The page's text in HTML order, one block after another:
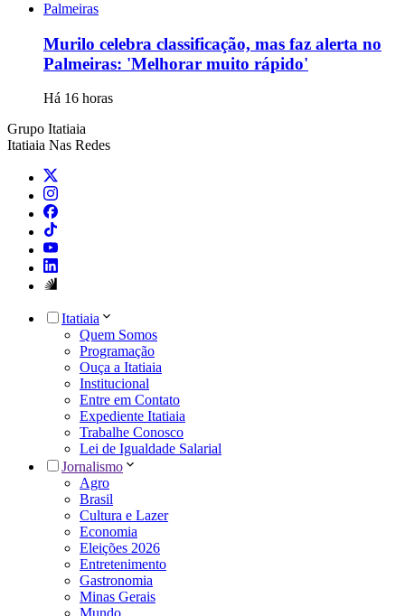
Palmeiras
Murilo celebra classificação, mas faz alerta no
Palmeiras: 'Melhorar muito rápido'
Há 16 horas
Grupo Itatiaia
Itatiaia Nas Redes
Itatiaia
Quem Somos
Programação
Ouça a Itatiaia
Institucional
Entre em Contato
Expediente Itatiaia
Trabalhe Conosco
Lei de Igualdade Salarial
Jornalismo
Agro
Brasil
Cultura e Lazer
Economia
Eleições 2026
Entretenimento
Gastronomia
Minas Gerais